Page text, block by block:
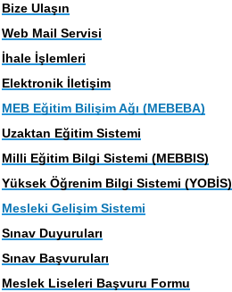
Bize Ulaşın
Web Mail Servisi
İhale İşlemleri
Elektronik İletişim
MEB Eğitim Bilişim Ağı (MEBEBA)
Uzaktan Eğitim Sistemi
Milli Eğitim Bilgi Sistemi (MEBBIS)
Yüksek Öğrenim Bilgi Sistemi (YOBİS)
Mesleki Gelişim Sistemi
Sınav Duyuruları
Sınav Başvuruları
Meslek Liseleri Başvuru Formu